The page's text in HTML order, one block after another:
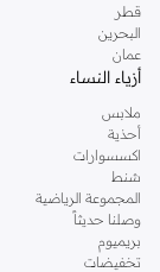
قطر
البحرين
عمان
أزياء النساء
ملابس
أحذية
اكسسوارات
شنط
المجموعة الرياضية
وصلنا حديثاً
بريميوم
تخفيضات